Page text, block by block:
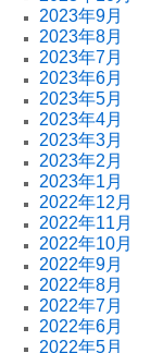
2023年9月
2023年8月
2023年7月
2023年6月
2023年5月
2023年4月
2023年3月
2023年2月
2023年1月
2022年12月
2022年11月
2022年10月
2022年9月
2022年8月
2022年7月
2022年6月
2022年5月